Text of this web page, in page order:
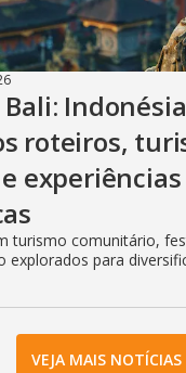
roteiros,
experiências
turismo comunitário,
explorados para
VEJA MAIS NOTÍCIAS